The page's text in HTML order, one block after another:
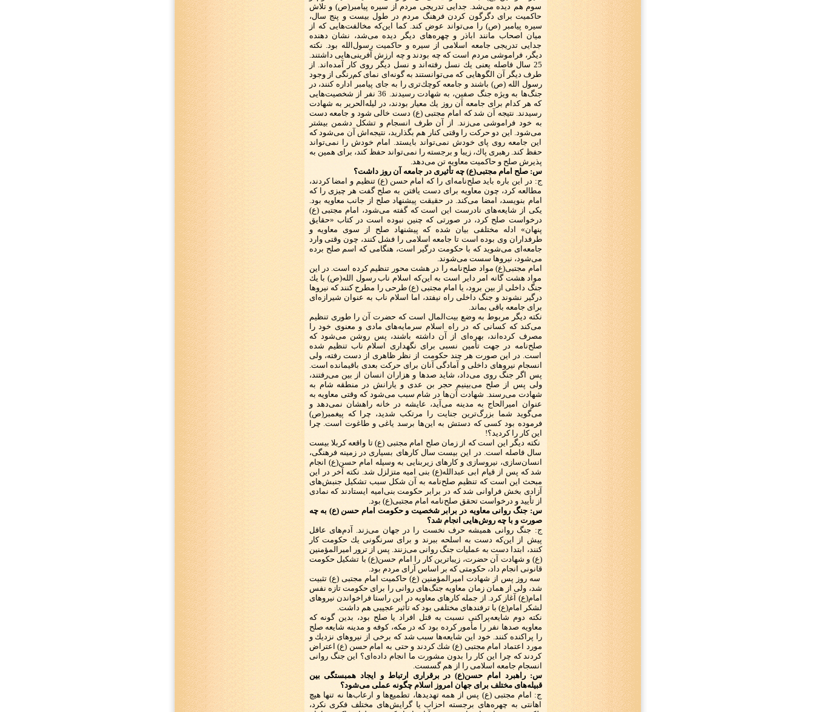
سوم هم دیده می‌شد. جدایی تدریجی مردم از سیره پیامبر(ص) و تلاش
حاكمیت برای دگرگون كردن فرهنگ مردم در طول بیست و پنج سال،
سیره پیامبر (ص) را می‌تواند عوض كند. كما این‌كه مخالفت‌هایی كه از
میان اصحاب مانند اباذر و چهره‌های دیگر دیده می‌شد، نشان دهنده
جدایی تدریجی جامعه اسلامی از سیره و حاكمیت رسول‌الله بود. نكته
دیگر، فراموشی مردم است كه چه بودند و چه ارزش آفرینی‌هایی داشتند.
25 سال فاصله یعنی یك نسل رفته‌اند و نسل دیگر روی كار آمده‌اند. از
طرف دیگر آن الگوهایی كه می‌توانستند به گونه‌ای نمای كم‌رنگی از وجود
رسول الله (ص) باشند و جامعه كوچك‌تری را به جای پیامبر اداره كنند، در
جنگ‌ها به ویژه جنگ صفین، به شهادت رسیدند. 36 نفر از شخصیت‌هایی
كه هر كدام برای جامعه آن روز یك معیار بودند، در لیله‌الحریر به شهادت
رسیدند. نتیجه آن شد كه امام مجتبی (ع) دست خالی ‌شود و جامعه دست
به خود فراموشی می‌زند. از آن طرف انسجام و تشكل دشمن بیشتر
می‌شود. این دو حركت را وقتی كنار هم بگذارید، نتیجه‌اش آن می‌شود كه
این جامعه روی پای خودش نمی‌تواند بایستد. امام خودش را نمی‌تواند
حفظ كند. رهبری پاك، زیبا و برجسته‌ را نمی‌تواند حفظ كند، برای همین به
پذیرش صلح و حاكمیت معاویه تن می‌دهد.
س: صلح امام مجتبی(ع) چه تأثیری در جامعه آن روز داشت؟
ج: در این باره باید صلح‌نامه‌ای را كه امام حسن (ع) تنظیم و امضا كردند،
مطالعه كرد، چون معاویه برای دست یافتن به صلح گفت هر چیزی را كه
امام بنویسد، امضا می‌كند. در حقیقت پیشنهاد صلح از جانب معاویه بود.
یكی از شایعه‌های نادرست این است كه گفته می‌‌شود، امام مجتبی (ع)
درخواست صلح كرد، در صورتی كه چنین نبوده است در كتاب «حقایق
پنهان» ادله مختلفی بیان شده كه پیشنهاد صلح از سوی معاویه و
طرفداران وی بوده است تا جامعه اسلامی را فشل كنند، چون وقتی وارد
جامعه‌ای می‌شوید كه با حكومت درگیر است، هنگامی كه اسم صلح برده
می‌شود، نیروها سست می‌شوند.
امام مجتبی(ع) مواد صلح‌نامه را در هشت محور تنظیم كرده است. در این
مواد هشت گانه امر دایر است به این‌كه اسلام ناب رسول الله(ص) با یك
جنگ داخلی از بین برود، یا امام مجتبی (ع) طرحی را مطرح كنند كه نیروها
درگیر نشوند و جنگ داخلی راه نیفتد، اما اسلام ناب به عنوان شیرازه‌ای
برای جامعه باقی بماند.
نكته دیگر مربوط به وضع بیت‌المال است كه حضرت آن را طوری تنظیم
می‌كند كه كسانی كه در راه اسلام سرمایه‌های مادی و معنوی خود را
مصرف كرده‌اند، بهره‌ای از آن داشته باشند، پس روشن می‌شود كه
صلح‌نامه در جهت تأمین نسبی برای نگهداری اسلام ناب تنظیم شده
است. در این صورت هر چند حكومت از نظر ظاهری از دست رفته، ولی
انسجام نیروهای داخلی و آمادگی آنان برای حركت بعدی باقیمانده است.
پس اگر جنگ روی می‌داد، شاید صدها و هزاران انسان از بین می‌رفتند،
ولی پس از صلح‌ می‌بینیم حجر بن عدی و یارانش در منطقه شام به
شهادت می‌رسند. شهادت آن‌ها در شام سبب می‌شود كه وقتی معاویه به
عنوان امیرالحاج به مدینه می‌آید، عایشه در خانه راهشان نمی‌دهد و
می‌گوید شما بزرگ‌ترین جنایت را مرتكب شدید، چرا كه پیغمبر(ص)
فرموده بود كسی كه دستش به این‌ها برسد یاغی و طاغوت است. چرا
این كار را كردید؟!
نكته دیگر این است كه از زمان صلح امام مجتبی (ع) تا واقعه كربلا بیست
سال فاصله است. در این بیست سال كارهای بسیاری در زمینه فرهنگی،
انسان‌سازی، نیروسازی و كارهای زیربنایی به وسیله امام حسن(ع) انجام
شد كه پس از قیام ابی عبدالله(ع) بنی امیه متزلزل شد. نكته آخر در این
مبحث این است كه تنظیم صلح‌نامه به آن شكل سبب تشكیل جنبش‌های
آزادی بخش فراوانی شد كه در برابر حكومت بنی‌امیه ایستادند كه نمادی
از تأیید و درخواست تحقق صلح‌نامه امام مجتبی(ع) بود.
س: جنگ روانی معاویه در برابر شخصیت و حكومت امام حسن (ع) به چه
صورت و با چه روش‌هایی انجام ‌شد؟
ج: جنگ روانی همیشه حرف نخست را در جهان می‌زند. آدم‌های عاقل
پیش از این‌كه دست به اسلحه ببرند و برای سرنگونی یك حكومت كار
كنند، ابتدا دست به عملیات جنگ روانی می‌زنند. پس از ترور امیرالمؤمنین
(ع) و شهادت آن حضرت، زیباترین كار را امام حسن(ع) با تشكیل حكومت
قانونی انجام داد، حكومتی كه بر اساس آرای مردم بود.
سه روز پس از شهادت امیرالمؤمنین (ع) حاكمیت امام مجتبی (ع) تثبیت
شد، ولی از همان زمان معاویه جنگ‌های روانی را برای حكومت تازه نفس
امام(ع) آغاز كرد. از جمله كارهای معاویه در این راستا فراخواندن نیروهای
لشكر امام(ع) با ترفندهای مختلفی بود كه تأثیر عجیبی هم داشت.
نكته دوم شایعه‌پراكنی نسبت به قتل افراد یا صلح بود، بدین گونه كه
معاویه صدها نفر را مأمور كرده بود كه در مكه، كوفه و مدینه شایعه صلح
را پراكنده كنند. خود این شایعه‌ها سبب شد كه برخی از نیروهای نزدیك و
مورد اعتماد امام مجتبی (ع) شك كردند و حتی به امام حسن (ع) اعتراض
كردند كه چرا این كار را بدون مشورت ما انجام داده‌ای؟ این جنگ روانی
انسجام جامعه اسلامی را از هم گسست.
س: راهبرد امام حسن(ع) در برقراری ارتباط و ایجاد همبستگی بین
قبیله‌های مختلف برای جهان امروز اسلام چگونه عملی می‌شود؟
ج: امام مجتبی (ع) پس از همه تهدیدها، تطمیع‌ها و ارعاب‌ها نه تنها هیچ
اهانتی به چهره‌های برجسته احزاب یا گرایش‌های مختلف فكری نكرد،